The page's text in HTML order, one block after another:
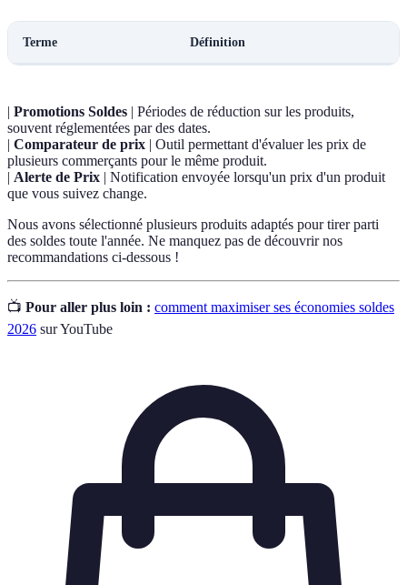
Terme Définition
| Promotions Soldes | Périodes de réduction sur les produits,
souvent réglementées par des dates.
| Comparateur de prix | Outil permettant d'évaluer les prix de
plusieurs commerçants pour le même produit.
| Alerte de Prix | Notification envoyée lorsqu'un prix d'un produit
que vous suivez change.
Nous avons sélectionné plusieurs produits adaptés pour tirer parti
des soldes toute l'année. Ne manquez pas de découvrir nos
recommandations ci-dessous !
📺 Pour aller plus loin : comment maximiser ses économies soldes
2026 sur YouTube